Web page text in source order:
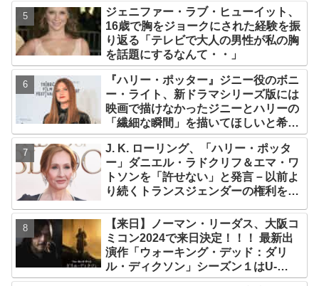
ジェニファー・ラブ・ヒューイット、
16歳で胸をジョークにされた経験を振
り返る「テレビで大人の男性が私の胸
を話題にするなんて・・」
『ハリー・ポッター』ジニー役のボニ
ー・ライト、新ドラマシリーズ版には
映画で描けなかったジニーとハリーの
「繊細な瞬間」を描いてほしいと希望
「視聴者として楽しみ」
J. K. ローリング、「ハリー・ポッタ
ー」ダニエル・ラドクリフ＆エマ・ワ
トソンを「許せない」と発言－以前よ
り続くトランスジェンダーの権利をめ
整理】
【来日】ノーマン・リーダス、大阪コ
ミコン2024で来日決定！！！ 最新出
演作「ウォーキング・デッド：ダリ
ル・ディクソン」シーズン１はU-
NEXTで配信中